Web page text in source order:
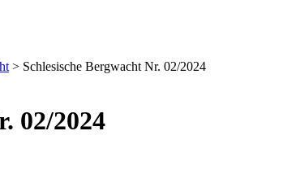
> Schlesische Bergwacht Nr. 02/2024
02/2024